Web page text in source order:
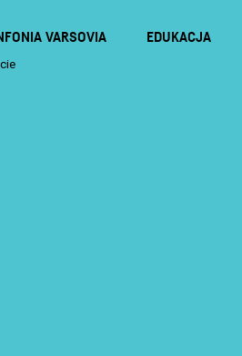
VARSOVIA EDUKACJA